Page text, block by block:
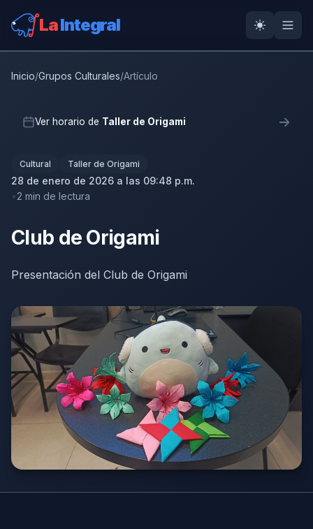
LaIntegral
Inicio/Grupos Culturales/Artículo
Ver horario de Taller de Origami
Cultural Taller de Origami
28 de enero de 2026 a las 09:48 p.m.
2 min de lectura
Club de Origami
Presentación del Club de Origami